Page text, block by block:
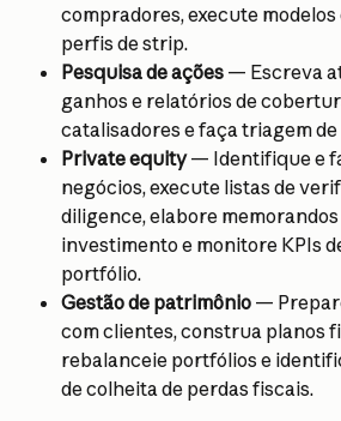
compradores, execute
perfis de strip.
Pesquisa de ações — Escreva
ganhos e relatórios de
catalisadores e faça triagem de
Private equity — Identifique e
negócios, execute listas de
diligence, elabore
investimento e monitore KPIs
portfólio.
Gestão de patrimônio —
com clientes, construa planos
rebalanceie portfólios e
de colheita de perdas fiscais.